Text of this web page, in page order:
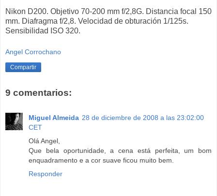
Nikon D200. Objetivo 70-200 mm f/2,8G. Distancia focal 150
mm. Diafragma f/2,8. Velocidad de obturación 1/125s.
Sensibilidad ISO 320.
Angel Corrochano
Compartir
9 comentarios:
Miguel Almeida 28 de diciembre de 2008 a las 23:02:00
CET
Olá Angel,
Que bela oportunidade, a cena está perfeita, um bom
enquadramento e a cor suave ficou muito bem.
Responder